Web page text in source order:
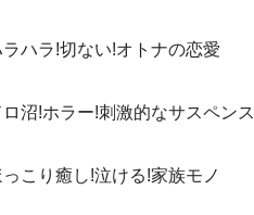
ハラ!切ない!オトナの恋愛
沼!ホラー!刺激的なサスペンス
こり癒し!泣ける!家族モノ